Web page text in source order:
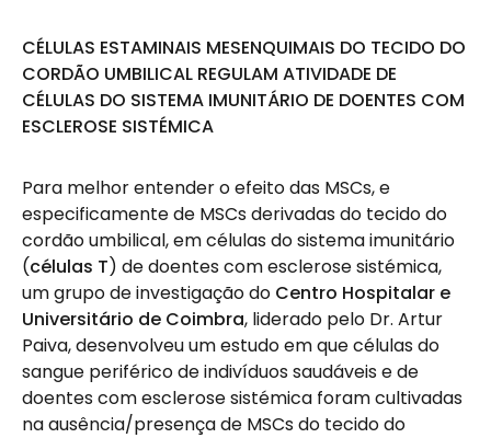
CÉLULAS ESTAMINAIS MESENQUIMAIS DO TECIDO DO
CORDÃO UMBILICAL REGULAM ATIVIDADE DE
CÉLULAS DO SISTEMA IMUNITÁRIO DE DOENTES COM
ESCLEROSE SISTÉMICA
Para melhor entender o efeito das MSCs, e
especificamente de MSCs derivadas do tecido do
cordão umbilical, em células do sistema imunitário
(células T) de doentes com esclerose sistémica,
um grupo de investigação do Centro Hospitalar e
Universitário de Coimbra, liderado pelo Dr. Artur
Paiva, desenvolveu um estudo em que células do
sangue periférico de indivíduos saudáveis e de
doentes com esclerose sistémica foram cultivadas
na ausência/presença de MSCs do tecido do